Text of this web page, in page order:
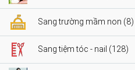
Sang trường mầm non (8)
Sang tiệm tóc - nail (128)